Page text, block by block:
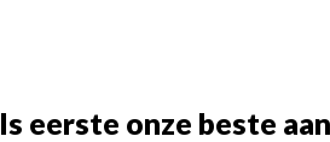
eerste onze beste